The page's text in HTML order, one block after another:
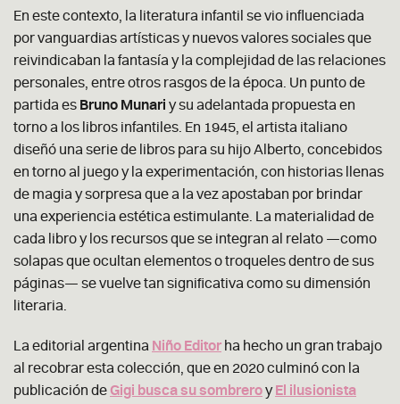
En este contexto, la literatura infantil se vio influenciada
por vanguardias artísticas y nuevos valores sociales que
reivindicaban la fantasía y la complejidad de las relaciones
personales, entre otros rasgos de la época. Un punto de
partida es Bruno Munari y su adelantada propuesta en
torno a los libros infantiles. En 1945, el artista italiano
diseñó una serie de libros para su hijo Alberto, concebidos
en torno al juego y la experimentación, con historias llenas
de magia y sorpresa que a la vez apostaban por brindar
una experiencia estética estimulante. La materialidad de
cada libro y los recursos que se integran al relato —como
solapas que ocultan elementos o troqueles dentro de sus
páginas— se vuelve tan significativa como su dimensión
literaria.
La editorial argentina Niño Editor ha hecho un gran trabajo
al recobrar esta colección, que en 2020 culminó con la
publicación deGigi busca su sombreroyEl ilusionista